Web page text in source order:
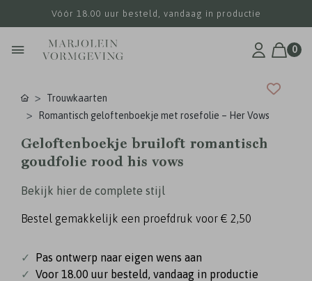
Vóór 18.00 uur besteld, vandaag in productie
0
Trouwkaarten
Romantisch geloftenboekje met rosefolie – Her Vows
Geloftenboekje bruiloft romantisch
goudfolie rood his vows
Bekijk hier de complete stijl
Bestel gemakkelijk een proefdruk voor € 2,50
✓
Pas ontwerp naar eigen wens aan
✓ Voor 18.00 uur besteld, vandaag in productie